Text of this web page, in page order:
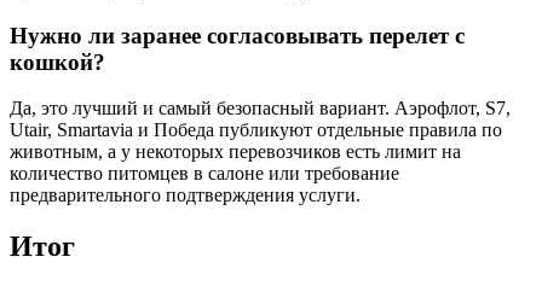
Нужно ли заранее согласовывать перелет с
кошкой?
Да, это лучший и самый безопасный вариант. Аэрофлот, S7,
Utair, Smartavia и Победа публикуют отдельные правила по
животным, а у некоторых перевозчиков есть лимит на
количество питомцев в салоне или требование
предварительного подтверждения услуги.
Итог